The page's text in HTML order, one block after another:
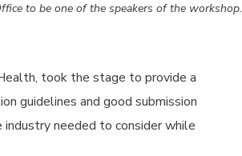
to be one of the speakers of the workshop.
took the stage to provide a
guidelines and good submission
needed to consider while